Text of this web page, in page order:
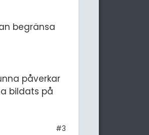
begränsa
påverkar
bildats på
#3